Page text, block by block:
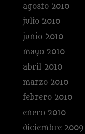
agosto 2010
julio 2010
junio 2010
mayo 2010
abril 2010
marzo 2010
febrero 2010
enero 2010
diciembre 2009